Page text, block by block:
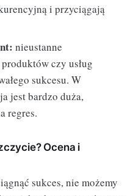
i przyciągają
nieustanne
czy usług
sukcesu. W
jest bardzo duża,
regres.
Ocena i
sukces, nie możemy